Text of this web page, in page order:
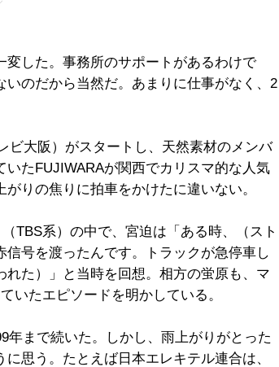
変した。事務所のサポートがあるわけで
のだから当然だ。あまりに仕事がなく、2
ビ大阪）がスタートし、天然素材のメンバ
たFUJIWARAが関西でカリスマ的な人気
りの焦りに拍車をかけたに違いない。
TBS系）の中で、宮迫は「ある時、（スト
号を渡ったんです。トラックが急停車し
た）」と当時を回想。相方の蛍原も、マ
いたエピソードを明かしている。
年まで続いた。しかし、雨上がりがとった
思う。たとえば日本エレキテル連合は、